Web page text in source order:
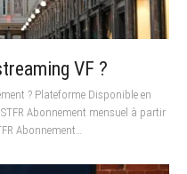
VF ?
? Plateforme Disponible en
Abonnement mensuel à partir
Abonnement…